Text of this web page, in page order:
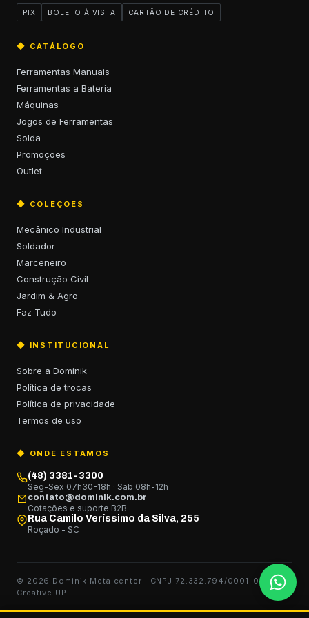
PIX BOLETO À VISTA CARTÃO DE CRÉDITO
◆ CATÁLOGO
Ferramentas Manuais
Ferramentas a Bateria
Máquinas
Jogos de Ferramentas
Solda
Promoções
Outlet
◆ COLEÇÕES
Mecânico Industrial
Soldador
Marceneiro
Construção Civil
Jardim & Agro
Faz Tudo
◆ INSTITUCIONAL
Sobre a Dominik
Política de trocas
Política de privacidade
Termos de uso
◆ ONDE ESTAMOS
(48) 3381-3300
Seg-Sex 07h30-18h · Sab 08h-12h
contato@dominik.com.br
Cotações e suporte B2B
Rua Camilo Veríssimo da Silva, 255
Roçado - SC
© 2026 Dominik Metalcenter · CNPJ 72.332.794/0001-00
Creative UP